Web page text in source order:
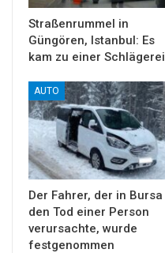
Straßenrummel in
Güngören, Istanbul: Es
kam zu einer Schlägerei
AUTO
Der Fahrer, der in Bursa
den Tod einer Person
verursachte, wurde
festgenommen